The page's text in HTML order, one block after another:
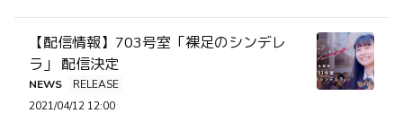
【配信情報】703号室「裸足のシンデレ
ラ」 配信決定
NEWS
RELEASE
2021/04/12 12:00